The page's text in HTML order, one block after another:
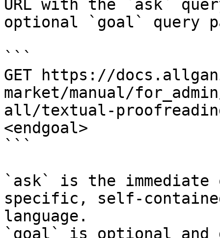
URL with the `ask`
optional `goal` query
```
GET https://
market/manual/
all/textual-
<endgoal>
```
`ask` is the
specific, self-
language.
`goal` is optional and